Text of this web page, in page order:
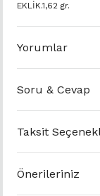
EKLİK.1,62 gr.
Yorumlar
Soru & Cevap
Taksit
Önerileriniz